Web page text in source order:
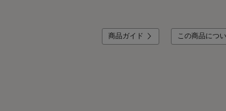
商品ガイド この商品につ